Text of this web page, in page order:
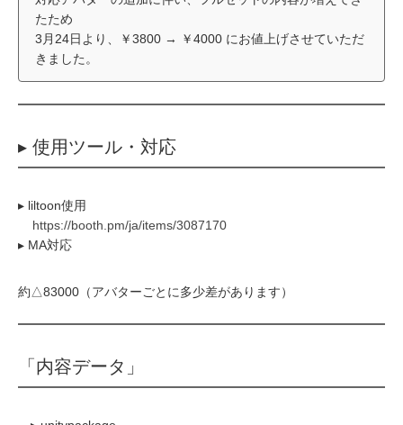
たため
3月24日より、￥3800 → ￥4000 にお値上げさせていただ
きました。
▸ 使用ツール・対応
▸ liltoon使用
https://booth.pm/ja/items/3087170
▸ MA対応
約△83000（アバターごとに多少差があります）
「内容データ」